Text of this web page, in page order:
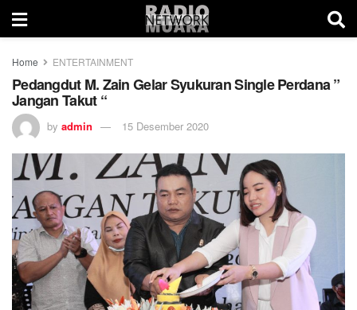
Home ENTERTAINMENT
Pedangdut M. Zain Gelar Syukuran Single Perdana ”
Jangan Takut “
by admin 15 Desember 2020